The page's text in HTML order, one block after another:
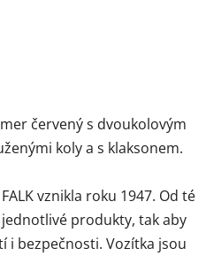
červený s dvoukolovým
koly a s klaksonem.
vznikla roku 1947. Od té
produkty, tak aby
i bezpečnosti. Vozítka jsou